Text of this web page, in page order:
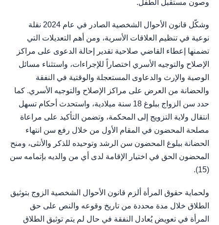
وصون مستقبل الطفل.
وشكّل قانون الأحوال الشخصية الصادر في عام 2024 نقلة
نوعية في تنظيم العلاقات الأسرية، ومن أهم التعديلات التي
تضمنها إعطاء القاضي صلاحية تقدير إحالة الدعوى على مراكز
الإصلاح والتوجيه الأسري اختصاراً للإجراءات، واستثناء مسائل
الوصية والإرث والدعاوى المستعجلة والوقتية في النفقة
والحضانة من العرض على مراكز الإصلاح والتوجيه الأسري. كما
حدد سن الزواج ببلوغ 18 سنة ميلادية، واستحدث أحكام تسهل
انتقال ولاية التزويج إلى المحكمة، وتضمن التأكيد على مراعاة
مصلحة المحضون في المقام الأول من خلال رفع سن انتهاء
الحضانة ببلوغ المحضون سن الرشد وتوحيده للذكر والأنثى، ومنح
المحضون الحق في اختيار الإقامة لدى أي من والديه بإتمامه سن
(15).
ولحماية حقوق المرأة ألزم قانون الأحوال الشخصية الزوج بتوثيق
الطلاق خلال مدة محددة من تاريخ وقوعه والنص على حق
المرأة في تعويض يُعادل النفقة في حال لم يتم توثيق الطلاق